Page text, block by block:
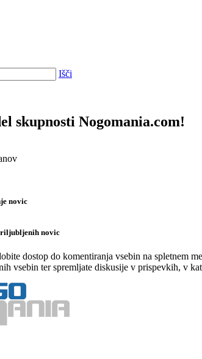
Išči
skupnosti Nogomania.com!
novic
novic
dostop do komentiranja vsebin na spletnem
vsebin ter spremljate diskusije v prispevkih, v